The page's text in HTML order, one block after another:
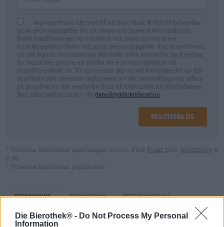
Die Bierothek® - Do Not Process My Personal
Information
Jag samtycker härmed till att Bierothek ® GmbH behandlar
mina personuppgifter för att skapa och hantera ett kundkonto.
Detta kundkonto ger en överblick och kontroll över mina
försäljningsaktiviteter och mina personuppgifter. Jag är medveten
om att jag när som helst kan återkalla detta samtycke med verkan
för framtiden genom att skicka ett e-postmeddelande till
shop@bierothek.de. Vi informerar dig om att återkallandet av ditt
samtycke inte påverkar lagligheten av den behandling som utförs
på grundval av ditt samtycke fram till tidpunkten för återkallelsen.
Mer information finns i vår dataskyddsdeklaration
Registrera sig
* Priserna inkluderar lagstadgad moms. Plus Frakt plus Insättning €
0,08
* Priserna inkluderar punktskatt
Beskrivning Information Recensioner(2)